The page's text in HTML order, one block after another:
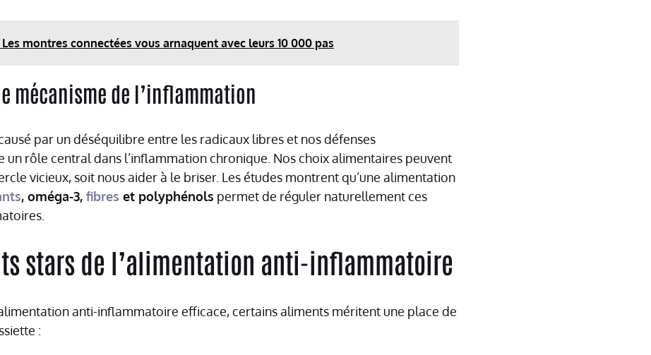
Les montres connectées vous arnaquent avec leurs 10 000 pas
mécanisme de l’inflammation
par un déséquilibre entre les radicaux libres et nos défenses
un rôle central dans l’inflammation chronique. Nos choix alimentaires peuvent
vicieux, soit nous aider à le briser. Les études montrent qu’une alimentation
, oméga-3, fibres et polyphénols permet de réguler naturellement ces
stars de l’alimentation anti-inflammatoire
anti-inflammatoire efficace, certains aliments méritent une place de
: